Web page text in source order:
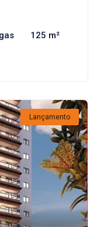
125 m²
Lançamento